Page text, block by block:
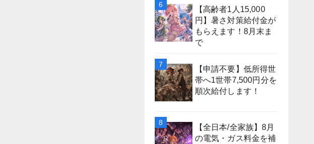
【高齢者1人15,000
円】暑さ対策給付金が
もらえます！8月末ま
で
【申請不要】低所得世
帯へ1世帯7,500円分を
順次給付します！
【全日本/全家族】8月
の電気・ガス料金を補